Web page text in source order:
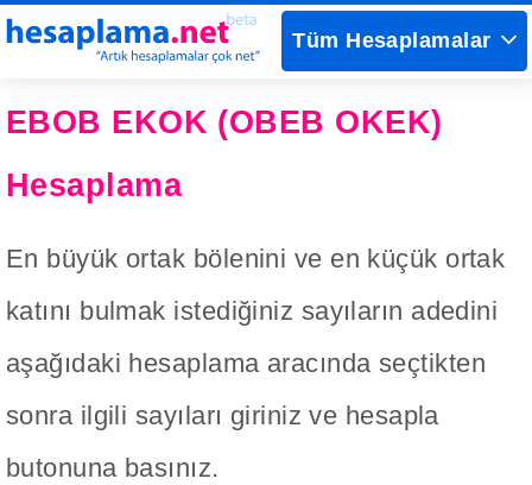
EBOB EKOK (OBEB OKEK)
Hesaplama
En büyük ortak bölenini ve en küçük ortak
katını bulmak istediğiniz sayıların adedini
aşağıdaki hesaplama aracında seçtikten
sonra ilgili sayıları giriniz ve hesapla
butonuna basınız.
Tüm Hesaplamalar